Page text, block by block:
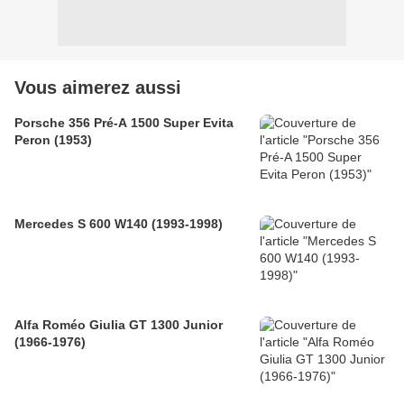
Vous aimerez aussi
Porsche 356 Pré-A 1500 Super Evita
Peron (1953)
Mercedes S 600 W140 (1993-1998)
Alfa Roméo Giulia GT 1300 Junior
(1966-1976)